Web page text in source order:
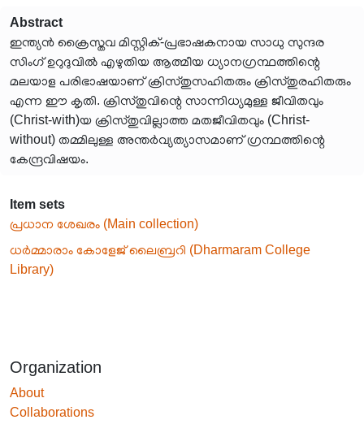
Abstract
ഇന്ത്യൻ ക്രൈസ്തവ മിസ്റ്റിക്-പ്രഭാഷകനായ സാധു സുന്ദര
സിംഗ് ഉറുദുവിൽ എഴുതിയ ആത്മീയ ധ്യാനഗ്രന്ഥത്തിന്റെ
മലയാള പരിഭാഷയാണ് ക്രിസ്തുസഹിതരും ക്രിസ്തുരഹിതരും
എന്ന ഈ കൃതി. ക്രിസ്തുവിന്റെ സാന്നിധ്യമുള്ള ജീവിതവും
(Christ-with)യ ക്രിസ്തുവില്ലാത്ത മതജീവിതവും (Christ-
without) തമ്മിലുള്ള അന്തർവ്യത്യാസമാണ് ഗ്രന്ഥത്തിന്റെ
കേന്ദ്രവിഷയം.
Item sets
പ്രധാന ശേഖരം (Main collection)
ധർമ്മാരാം കോളേജ് ലൈബ്രറി (Dharmaram College
Library)
Organization
About
Collaborations